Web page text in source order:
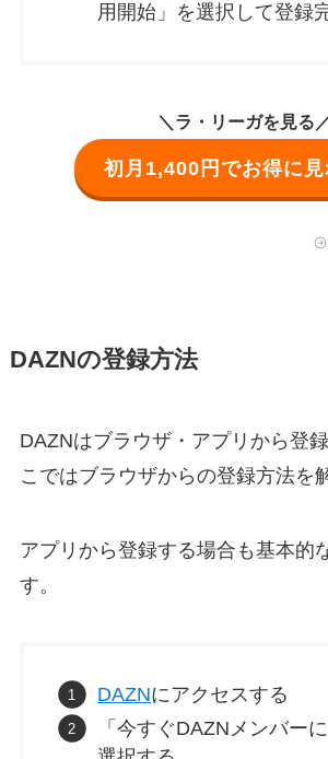
用開始」を選択して登録
＼ラ・リーガを見る
初月1,400円でお得に見
DAZNの登録方法
DAZNはブラウザ・アプリから登
こではブラウザからの登録方法を
アプリから登録する場合も基本的
す。
DAZNにアクセスする
「今すぐDAZNメンバー